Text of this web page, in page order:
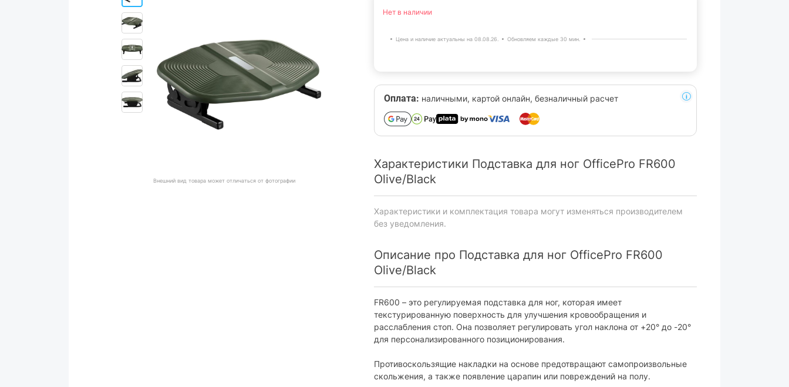
Внешний вид товара может отличаться от фотографии
Нет в наличии
Цена и наличие актуальны на 08.08.26. Обновляем каждые 30 мин.
Оплата: наличными, картой онлайн, безналичный расчет
Характеристики Подставка для ног OfficePro FR600
Olive/Black
Характеристики и комплектация товара могут изменяться производителем
без уведомления.
Описание про Подставка для ног OfficePro FR600
Olive/Black
FR600 – это регулируемая подставка для ног, которая имеет
текстурированную поверхность для улучшения кровообращения и
расслабления стоп. Она позволяет регулировать угол наклона от +20° до -20°
для персонализированного позиционирования.
Противоскользящие накладки на основе предотвращают самопроизвольные
скольжения, а также появление царапин или повреждений на полу.